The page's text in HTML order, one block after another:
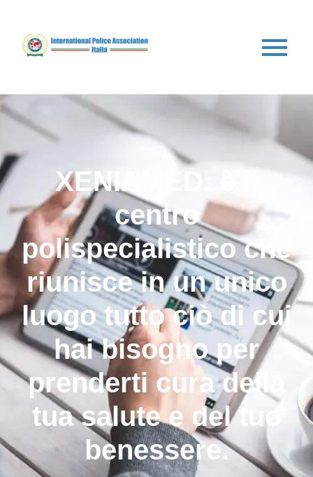
XENIAMED: è il
centro
polispecialistico che
riunisce in un unico
luogo tutto ciò di cui
hai bisogno per
prenderti cura della
tua salute e del tuo
benessere.